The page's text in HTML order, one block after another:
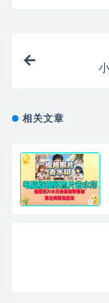
相关文章